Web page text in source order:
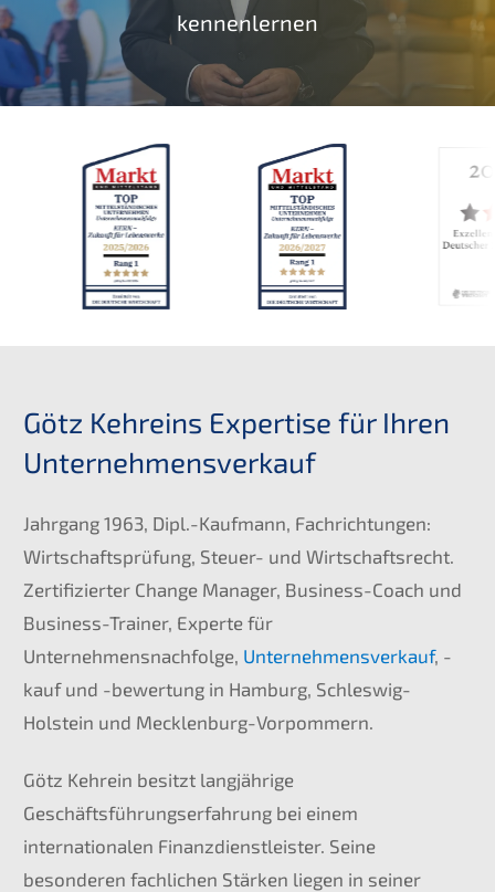
kennenlernen
Götz Kehreins Expertise für Ihren
Unternehmensverkauf
Jahrgang 1963, Dipl.-Kaufmann, Fachrichtungen:
Wirtschaftsprüfung, Steuer- und Wirtschaftsrecht.
Zertifizierter Change Manager, Business-Coach und
Business-Trainer, Experte für
Unternehmensnachfolge, Unternehmensverkauf, -
kauf und -bewertung in Hamburg, Schleswig-
Holstein und Mecklenburg-Vorpommern.
Götz Kehrein besitzt langjährige
Geschäftsführungserfahrung bei einem
internationalen Finanzdienstleister. Seine
besonderen fachlichen Stärken liegen in seiner